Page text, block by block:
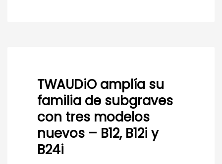
TWAUDiO amplía su
familia de subgraves
con tres modelos
nuevos – B12, B12i y
B24i